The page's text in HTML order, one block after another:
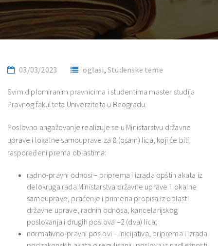
03/03/2023 oglasi, Studenske teme
Svim diplomiranim pravnicima i studentima master studija
Pravnog fakulteta Univerziteta u Beogradu.
Poslovno angažovanje realizuje se u Ministarstvu državne
uprave i lokalne samouprave za 8 (osam) lica, koji će biti
raspoređeni prema oblastima:
radno-pravni odnosi – priprema i izrada opštih akata iz
delokruga rada Ministarstva državne uprave i lokalne
samouprave, praćenje i primena propisa iz oblasti
državne uprave, radnih odnosa, kancelarijskog
poslovanja i drugih poslova –2 (dva) lica;
normativno-pravni poslovi – inicijativa, priprema i izrada